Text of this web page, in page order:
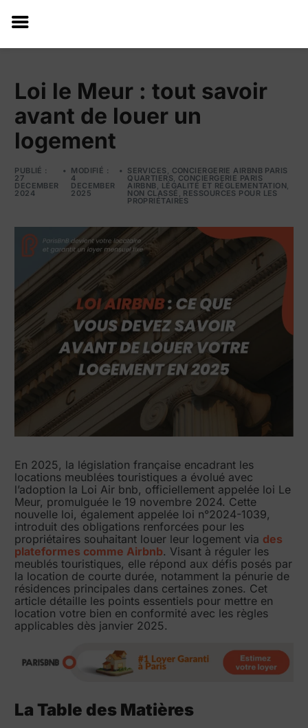
Loi le Meur : tout savoir
avant de louer un
logement
PUBLIÉ :
27
DECEMBER
2024
MODIFIÉ :
4
DECEMBER
2025
SERVICES, CONCIERGERIE AIRBNB PARIS
QUARTIERS, CONCIERGERIE PARIS
AIRBNB, LÉGALITÉ ET RÉGLEMENTATION,
NON CLASSÉ , RESSOURCES POUR LES
PROPRIÉTAIRES
En 2025, la législation française encadrant les
locations meublées touristiques a évolué avec
l’adoption la Loi Air bnb, officiellement appelée loi Le
Meur, promulguée le 19 novembre 2024. Cette
nouvelle loi, également appelée loi n°2024-1039,
introduit des obligations renforcées pour les
propriétaires souhaitant louer leur logement via des
plateformes comme Airbnb. Visant à réguler les
meublés touristiques, elle répond aux défis posés par
la location de courte durée, notamment la pénurie de
résidences principales dans certaines zones. Cet
article détaille les points essentiels pour mettre en
location votre bien en conformité avec les règles
applicables dès janvier 2025.
La Table des Matières